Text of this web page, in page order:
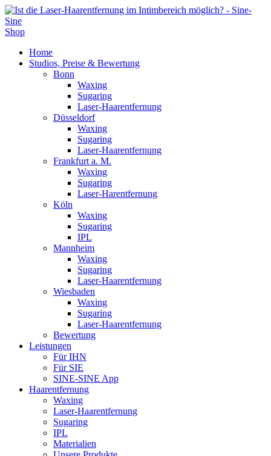
Shop
Home
Studios, Preise & Bewertung
Bonn
Waxing
Sugaring
Laser-Haarentfernung
Düsseldorf
Waxing
Sugaring
Laser-Haarentfernung
Frankfurt a. M.
Waxing
Sugaring
Laser-Harentfernung
Köln
Waxing
Sugaring
IPL
Mannheim
Waxing
Sugaring
Laser-Haarentfernung
Wiesbaden
Waxing
Sugaring
Laser-Haarentfernung
Bewertung
Leistungen
Für IHN
Für SIE
SINE-SINE App
Haarentfernung
Waxing
Laser-Haarentfernung
Sugaring
IPL
Materialien